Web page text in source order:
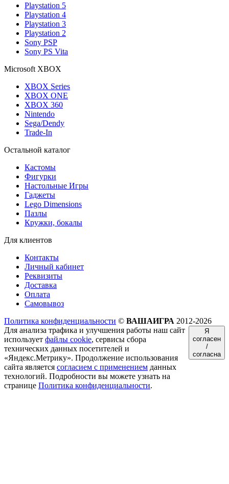
Playstation 5
Playstation 4
Playstation 3
Playstation 2
Sony PSP
Sony PS Vita
Microsoft XBOX
XBOX Series
XBOX ONE
XBOX 360
Nintendo
Sega/Dendy
Trade-In
Остальной каталог
Кастомы
Фигурки
Настольные Игры
Гаджеты
Lego Dimensions
Пазлы
Кружки, бокалы
Для клиентов
Контакты
Личный кабинет
Реквизиты
Доставка
Оплата
Самовывоз
Политика конфиденциальности © ВАШАИГРА 2012-2026
Для анализа трафика и улучшения работы наш сайт
использует файлы cookie, сервисы сбора
технических данных посетителей и
«Яндекс.Метрику». Продолжение использования
сайта является согласием с применением данных
технологий. Подробности вы можете узнать на
странице Политика конфиденциальности.
Я
согласен
/
согласна